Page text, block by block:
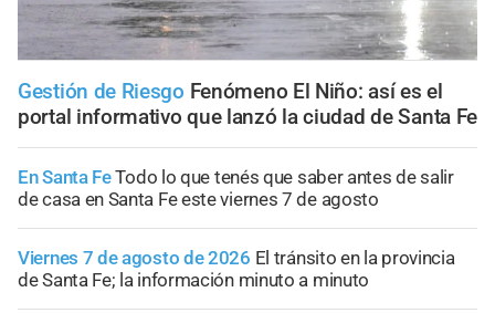
Gestión de Riesgo Fenómeno El Niño: así es el
portal informativo que lanzó la ciudad de Santa Fe
En Santa FeTodo lo que tenés que saber antes de salir
de casa en Santa Fe este viernes 7 de agosto
Viernes 7 de agosto de 2026 El tránsito en la provincia
de Santa Fe; la información minuto a minuto